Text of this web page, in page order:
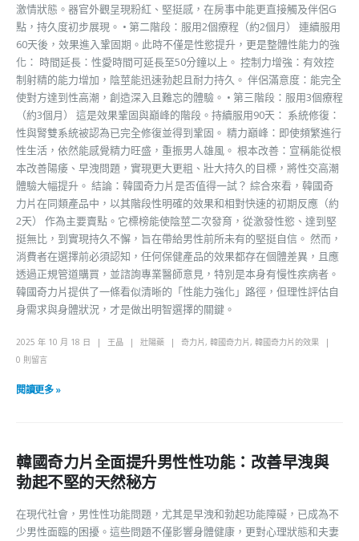
激情狀態。器官外觀呈現粉紅、堅挺感，在房事中能更直接觸及伴侶G
點，持久度初步展現。 • 第二階段：服用2個療程（約2個月） 連續服用
60天後，效果進入鞏固期。此時不僅是性慾提升，更是整體性能力的強
化： 時間延長：性愛時間可延長至50分鐘以上。 控制力增強：有效控
制射精的能力增加，陰莖能迅速勃起且耐力持久。 伴侶滿意度：能完全
使對方達到性高潮，創造深入且難忘的體驗。 • 第三階段：服用3個療程
（約3個月） 這是效果鞏固與巔峰的階段。持續服用90天： 系統修復：
性與腎雙系統被認為已完全修復並得到鞏固。 精力巔峰：即使頻繁進行
性生活，依然能感覺精力旺盛，重振男人雄風。 根本改善：宣稱能從根
本改善陽痿、早洩問題，實現更大更粗、壯大持久的目標，將性交高潮
體驗大幅提升。 結論：韓國奇力片是否值得一試？ 綜合來看，韓國奇
力片在同類產品中，以其階段性明確的效果和相對快速的初期反應（約
2天） 作為主要賣點。它標榜能使陰莖二次發育，從激發性慾、達到堅
挺無比，到實現持久不懈，旨在帶給男性前所未有的堅挺自信。 然而，
消費者在選擇前必須認知，任何保健產品的效果都存在個體差異，且應
透過正規管道購買，並諮詢專業醫師意見，特別是本身有慢性疾病者。
韓國奇力片提供了一條看似清晰的「性能力強化」路徑，但理性評估自
身需求與身體狀況，才是做出明智選擇的關鍵。
2025 年 10 月 18 日 王晶 壯陽藥 奇力片 , 韓國奇力片 , 韓國奇力片的效果
0 則留言
閱讀更多 »
韓國奇力片全面提升男性性功能：改善早洩與
勃起不堅的天然秘方
在現代社會，男性性功能問題，尤其是早洩和勃起功能障礙，已成為不
少男性面臨的困擾。這些問題不僅影響身體健康，更對心理狀態和夫妻